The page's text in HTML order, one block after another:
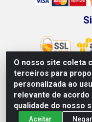
O nosso site coleta
terceiros para
personalizada ao
relevante de
qualidade do nosso
Aceitar
Leão Equipamentos e
100 - Loteamento
CNPJ